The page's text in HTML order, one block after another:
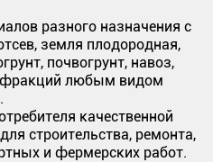
разного назначения с
земля плодородная,
почвогрунт, навоз,
любым видом
качественной
строительства, ремонта,
и фермерских работ.